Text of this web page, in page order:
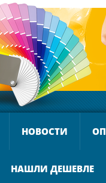
НОВОСТИ
НАШЛИ ДЕШЕВЛЕ